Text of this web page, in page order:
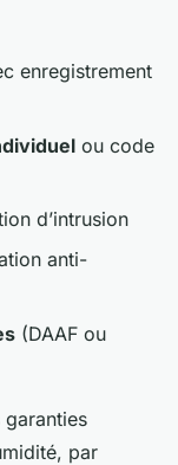
enregistrement
ou code
d’intrusion
anti-
(DAAF ou
garanties
par